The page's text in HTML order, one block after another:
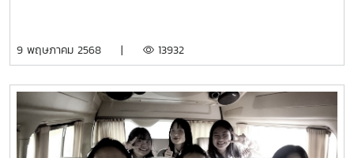
9 พฤษภาคม 2568 | 13932